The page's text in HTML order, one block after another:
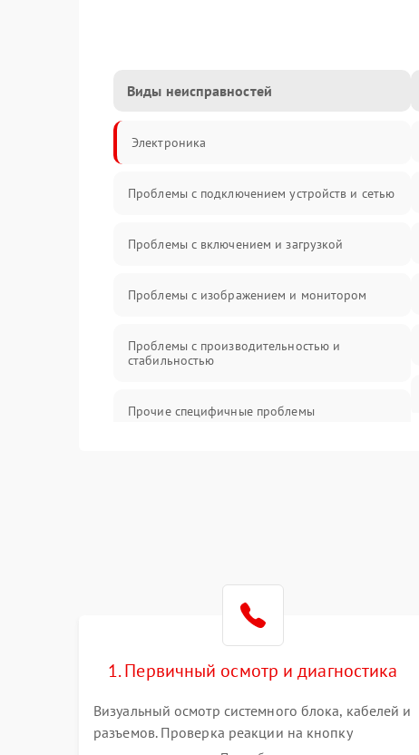
Виды неисправностей
Электроника
Проблемы с подключением устройств и сетью
Проблемы с включением и загрузкой
Проблемы с изображением и монитором
Проблемы с производительностью и
стабильностью
Прочие специфичные проблемы
1. Первичный осмотр и диагностика
Визуальный осмотр системного блока, кабелей и
разъемов. Проверка реакции на кнопку